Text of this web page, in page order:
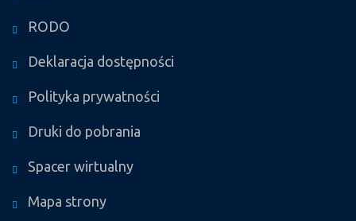
RODO
Deklaracja dostępności
Polityka prywatności
Druki do pobrania
Spacer wirtualny
Mapa strony